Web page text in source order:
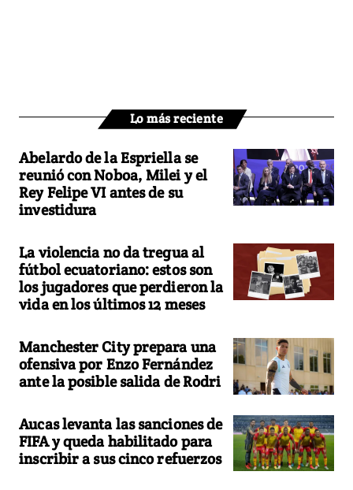
Lo más reciente
Abelardo de la Espriella se
reunió con Noboa, Milei y el
Rey Felipe VI antes de su
investidura
La violencia no da tregua al
fútbol ecuatoriano: estos son
los jugadores que perdieron la
vida en los últimos 12 meses
Manchester City prepara una
ofensiva por Enzo Fernández
ante la posible salida de Rodri
Aucas levanta las sanciones de
FIFA y queda habilitado para
inscribir a sus cinco refuerzos